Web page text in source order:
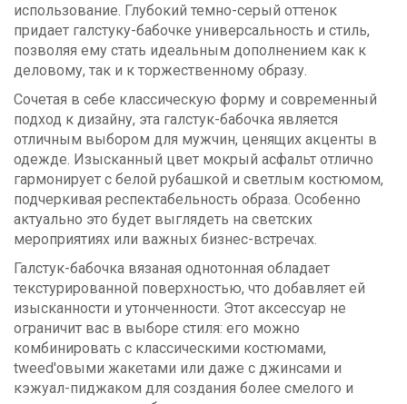
использование. Глубокий темно-серый оттенок
придает галстуку-бабочке универсальность и стиль,
позволяя ему стать идеальным дополнением как к
деловому, так и к торжественному образу.
Сочетая в себе классическую форму и современный
подход к дизайну, эта галстук-бабочка является
отличным выбором для мужчин, ценящих акценты в
одежде. Изысканный цвет мокрый асфальт отлично
гармонирует с белой рубашкой и светлым костюмом,
подчеркивая респектабельность образа. Особенно
актуально это будет выглядеть на светских
мероприятиях или важных бизнес-встречах.
Галстук-бабочка вязаная однотонная обладает
текстурированной поверхностью, что добавляет ей
изысканности и утонченности. Этот аксессуар не
ограничит вас в выборе стиля: его можно
комбинировать с классическими костюмами,
tweed'овыми жакетами или даже с джинсами и
кэжуал-пиджаком для создания более смелого и